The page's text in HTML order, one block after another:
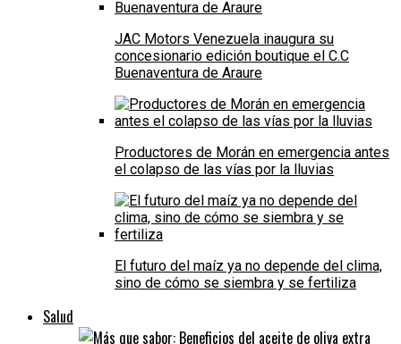
JAC Motors Venezuela inaugura su
concesionario edición boutique el C.C
Buenaventura de Araure
Productores de Morán en emergencia antes
el colapso de las vías por la lluvias
El futuro del maíz ya no depende del clima,
sino de cómo se siembra y se fertiliza
Salud